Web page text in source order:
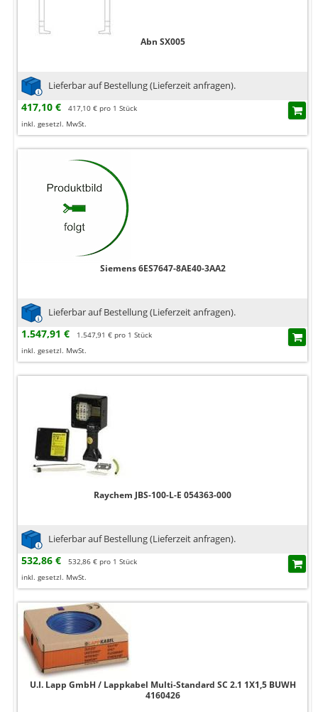
Abn SX005
Lieferbar auf Bestellung (Lieferzeit anfragen).
417,10 €
417,10 € pro 1 Stück
inkl. gesetzl. MwSt.
Siemens 6ES7647-8AE40-3AA2
Lieferbar auf Bestellung (Lieferzeit anfragen).
1.547,91 €
1.547,91 € pro 1 Stück
inkl. gesetzl. MwSt.
Raychem JBS-100-L-E 054363-000
Lieferbar auf Bestellung (Lieferzeit anfragen).
532,86 €
532,86 € pro 1 Stück
inkl. gesetzl. MwSt.
U.I. Lapp GmbH / Lappkabel Multi-Standard SC 2.1 1X1,5 BUWH
4160426